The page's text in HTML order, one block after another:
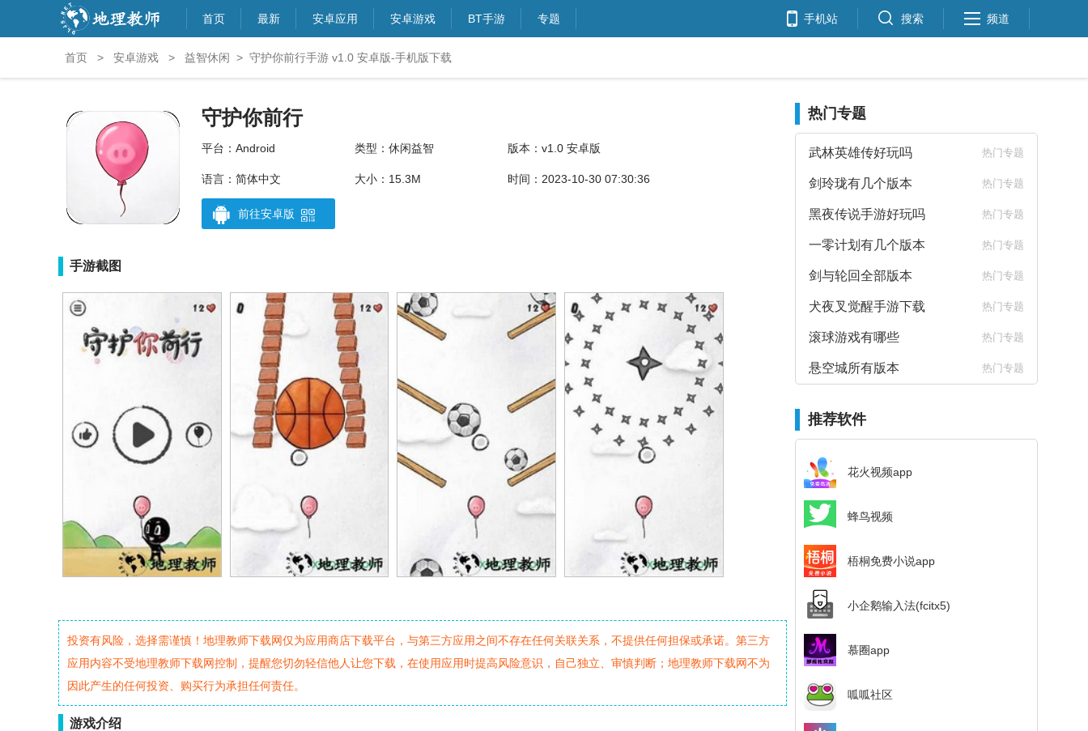
首页 最新 安卓应用 安卓游戏 BT手游 专题 手机站 搜索 频道
首页 > 安卓游戏 > 益智休闲 > 守护你前行手游 v1.0 安卓版-手机版下载
守护你前行
平台：Android 类型：休闲益智 版本：v1.0 安卓版
语言：简体中文 大小：15.3M 时间：2023-10-30 07:30:36
前往安卓版
手游截图
投资有风险，选择需谨慎！地理教师下载网仅为应用商店下载平台，与第三方应用之间不存在任何关联关系，不提供任何担保或承诺。第三方
应用内容不受地理教师下载网控制，提醒您切勿轻信他人让您下载，在使用应用时提高风险意识，自己独立、审慎判断；地理教师下载网不为
因此产生的任何投资、购买行为承担任何责任。
游戏介绍
热门专题
武林英雄传好玩吗 热门专题
剑玲珑有几个版本 热门专题
黑夜传说手游好玩吗 热门专题
一零计划有几个版本 热门专题
剑与轮回全部版本 热门专题
犬夜叉觉醒手游下载 热门专题
滚球游戏有哪些 热门专题
悬空城所有版本 热门专题
推荐软件
花火视频app
蜂鸟视频
梧桐免费小说app
小企鹅输入法(fcitx5)
慕圈app
呱呱社区